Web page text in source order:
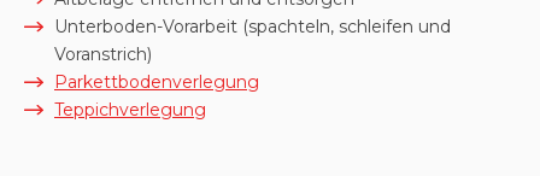
Unterboden-Vorarbeit (spachteln, schleifen und
Voranstrich)
Parkettbodenverlegung
Teppichverlegung